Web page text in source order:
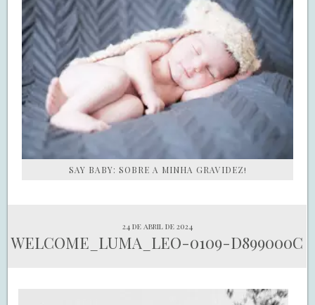
SAY BABY: SOBRE A MINHA GRAVIDEZ!
24 de abril de 2024
WELCOME_LUMA_LEO-0109-D899000C